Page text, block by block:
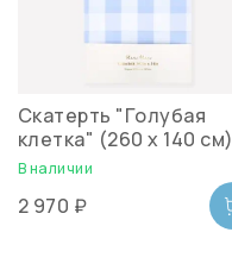
Скатерть "Голубая
клетка" (260 х 140 см)
В наличии
2 970 ₽